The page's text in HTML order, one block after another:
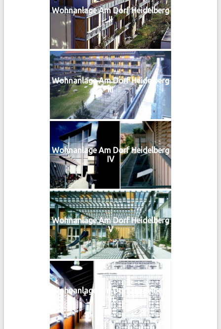
Wohnanlage Am Dorf Heidelberg
II
Wohnanlage Am Dorf Heidelberg
III
Wohnanlage Am Dorf Heidelberg
IV
Wohnanlage Am Dorf Heidelberg
V
Wohnanlage Am Dorf Heidelberg
VI